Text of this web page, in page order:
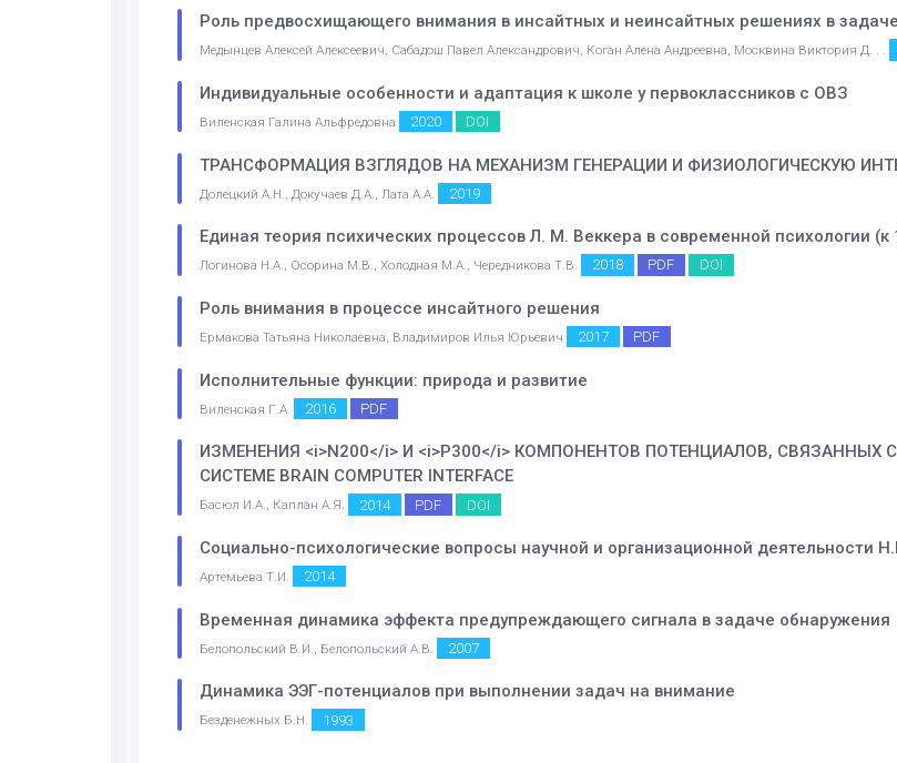
Роль предвосхищающего внимания в инсайтных и неинсайтных решениях в
Медынцев Алексей Алексеевич, Сабадош Павел Александрович, Коган Алена Андреевна, Москвина Виктория Д. . .
Индивидуальные особенности и адаптация к школе у первоклассников с ОВЗ
Виленская Галина Альфредовна 2020 DOI
ТРАНСФОРМАЦИЯ ВЗГЛЯДОВ НА МЕХАНИЗМ ГЕНЕРАЦИИ И ФИЗИОЛОГИЧЕСКУЮ
Долецкий А.Н., Докучаев Д.А., Лата А.А. 2019
Единая теория психических процессов Л. М. Веккера в современной психологии
Логинова Н.А., Осорина М.В., Холодная М.А., Чередникова Т.В. 2018 PDF DOI
Роль внимания в процессе инсайтного решения
Ермакова Татьяна Николаевна, Владимиров Илья Юрьевич 2017 PDF
Исполнительные функции: природа и развитие
Виленская Г.А. 2016 PDF
ИЗМЕНЕНИЯ <i>N200</i> И <i>P300</i> КОМПОНЕНТОВ ПОТЕНЦИАЛОВ,
СИСТЕМЕ BRAIN COMPUTER INTERFACE
Басюл И.А., Каплан А.Я. 2014 PDF DOI
Социально-психологические вопросы научной и организационной деятельности
Артемьева Т.И. 2014
Временная динамика эффекта предупреждающего сигнала в задаче обнаружения
Белопольский В.И., Белопольский А.В. 2007
Динамика ЭЭГ-потенциалов при выполнении задач на внимание
Безденежных Б.Н. 1993